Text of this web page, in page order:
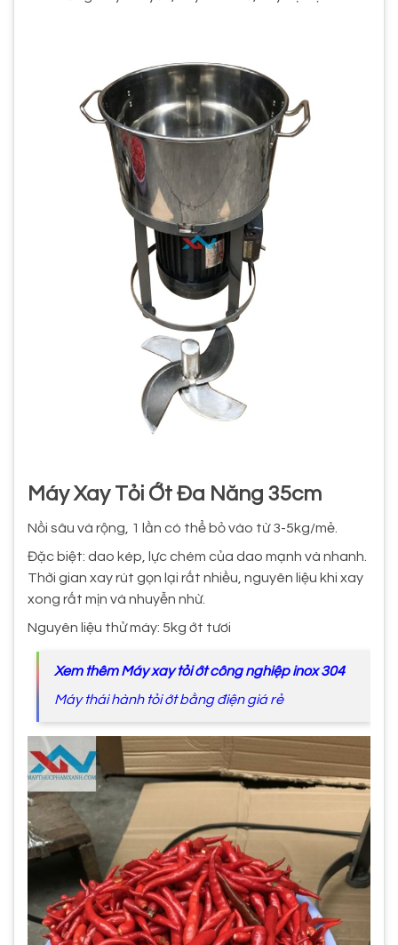
Máy Xay Tỏi Ớt Đa Năng 35cm
Nồi sâu và rộng, 1 lần có thể bỏ vào từ 3-5kg/mẻ.
Đặc biệt: dao kép, lực chém của dao mạnh và nhanh.
Thời gian xay rút gọn lại rất nhiều, nguyên liệu khi xay
xong rất mịn và nhuyễn nhừ.
Nguyên liệu thử máy: 5kg ớt tươi
Xem thêm Máy xay tỏi ớt công nghiệp inox 304
Máy thái hành tỏi ớt bằng điện giá rẻ